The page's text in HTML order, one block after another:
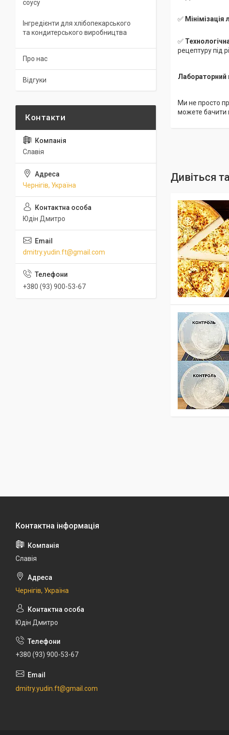
✅
✅
рецептуру під
Лабораторний
Ми не просто
можете бачити
соусу
Інгредієнти для хлібопекарського
та кондитерського виробництва
Про нас
Відгуки
Славія
Чернігів, Україна
Юдін Дмитро
dmitry.yudin.ft@gmail.com
+380 (93) 900-53-67
Славія
Чернігів, Україна
Юдін Дмитро
+380 (93) 900-53-67
dmitry.yudin.ft@gmail.com